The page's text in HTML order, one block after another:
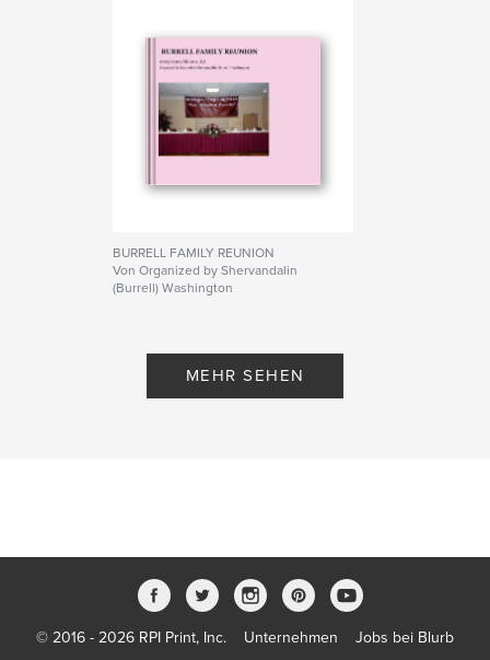
BURRELL FAMILY REUNION
Von Organized by Shervandalin
(Burrell) Washington
MEHR SEHEN
© 2016 - 2026 RPI Print, Inc. Unternehmen Jobs bei Blurb